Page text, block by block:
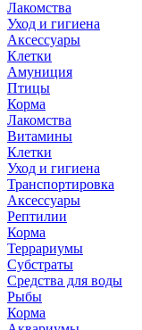
Лакомства
Уход и гигиена
Аксессуары
Клетки
Амуниция
Птицы
Корма
Лакомства
Витамины
Клетки
Уход и гигиена
Транспортировка
Аксессуары
Рептилии
Корма
Террариумы
Субстраты
Средства для воды
Рыбы
Корма